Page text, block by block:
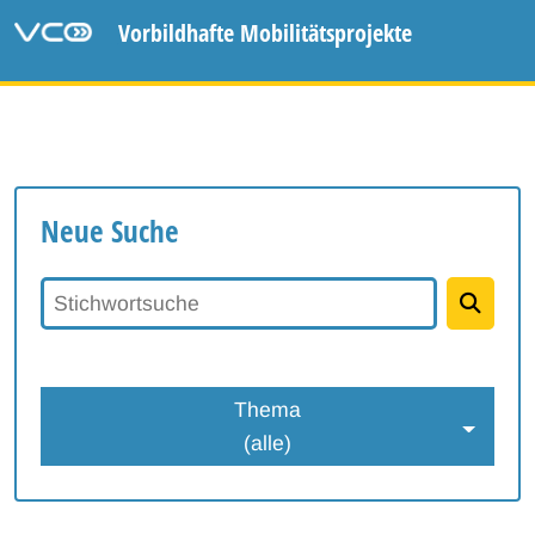
Vorbildhafte Mobilitätsprojekte
Neue Suche
Stichwortsuche
Thema
(alle)